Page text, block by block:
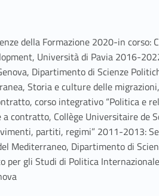
della Formazione 2020-in corso:
Università di Pavia 2016-
Dipartimento di Scienze
Storia e culture delle
corso integrativo “Politica e
contratto, Collège Universitaire de
partiti, regimi” 2011-2013:
Mediterraneo, Dipartimento di
gli Studi di Politica Internazionale